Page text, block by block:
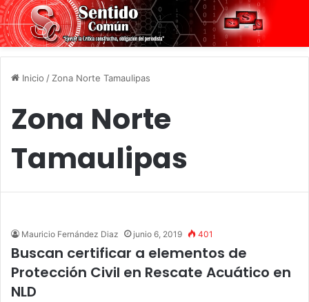
Inicio / Zona Norte Tamaulipas
Zona Norte
Tamaulipas
Mauricio Fernández Diaz junio 6, 2019 401
Buscan certificar a elementos de
Protección Civil en Rescate Acuático en
NLD